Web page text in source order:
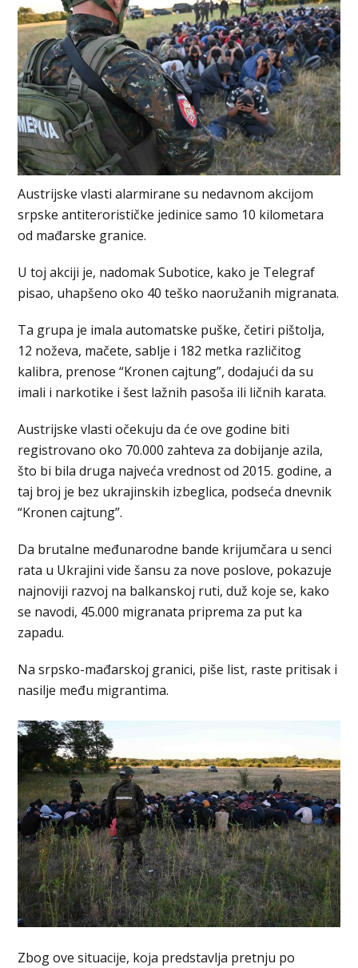
Austrijske vlasti alarmirane su nedavnom akcijom
srpske antiterorističke jedinice samo 10 kilometara
od mađarske granice.
U toj akciji je, nadomak Subotice, kako je Telegraf
pisao, uhapšeno oko 40 teško naoružanih migranata.
Ta grupa je imala automatske puške, četiri pištolja,
12 noževa, mačete, sablje i 182 metka različitog
kalibra, prenose “Kronen cajtung”, dodajući da su
imali i narkotike i šest lažnih pasoša ili ličnih karata.
Austrijske vlasti očekuju da će ove godine biti
registrovano oko 70.000 zahteva za dobijanje azila,
što bi bila druga najveća vrednost od 2015. godine, a
taj broj je bez ukrajinskih izbeglica, podseća dnevnik
“Kronen cajtung”.
Da brutalne međunarodne bande krijumčara u senci
rata u Ukrajini vide šansu za nove poslove, pokazuje
najnoviji razvoj na balkanskoj ruti, duž koje se, kako
se navodi, 45.000 migranata priprema za put ka
zapadu.
Na srpsko-mađarskoj granici, piše list, raste pritisak i
nasilje među migrantima.
Zbog ove situacije, koja predstavlja pretnju po